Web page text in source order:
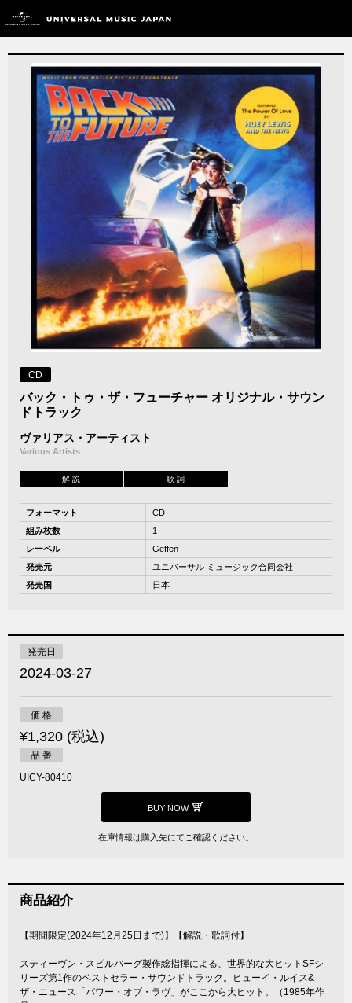
CD
バック・トゥ・ザ・フューチャー オリジナル・サウン
ドトラック
ヴァリアス・アーティスト
Various Artists
解 説 歌 詞
フォーマット
CD
組み枚数
1
レーベル
Geffen
発売元
ユニバーサル ミュージック合同会社
発売国
日本
発売日
2024-03-27
価 格
¥1,320 (税込)
品 番
UICY-80410
BUY NOW
在庫情報は購入先にてご確認ください。
商品紹介
【期間限定(2024年12月25日まで)】【解説・歌詞付】
スティーヴン・スピルバーグ製作総指揮による、世界的な大ヒットSFシ
リーズ第1作のベストセラー・サウンドトラック。ヒューイ・ルイス&
ザ・ニュース「パワー・オブ・ラヴ」がここから大ヒット。（1985年作